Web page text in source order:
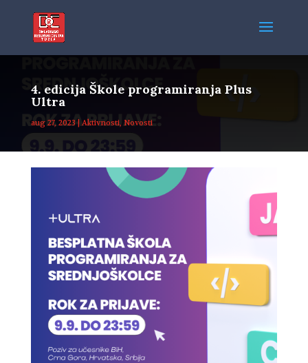
4. edicija Škole programiranja Plus
Ultra
aug 27, 2023|Aktivnosti, Novosti